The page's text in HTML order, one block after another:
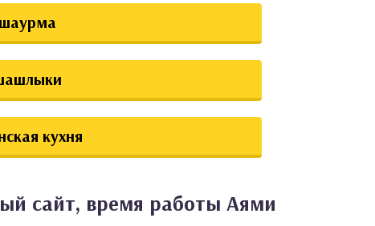
кухня
сайт, время работы Аями